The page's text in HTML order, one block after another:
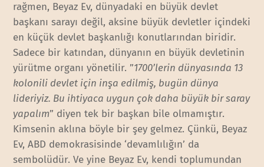
rağmen, Beyaz Ev, dünyadaki en büyük devlet
başkanı sarayı değil, aksine büyük devletler içindeki
en küçük devlet başkanlığı konutlarından biridir.
Sadece bir katından, dünyanın en büyük devletinin
yürütme organı yönetilir. ”1700’lerin dünyasında 13
kolonili devlet için inşa edilmiş, bugün dünya
lideriyiz. Bu ihtiyaca uygun çok daha büyük bir saray
yapalım” diyen tek bir başkan bile olmamıştır.
Kimsenin aklına böyle bir şey gelmez. Çünkü, Beyaz
Ev, ABD demokrasisinde ‘devamlılığın’ da
sembolüdür. Ve yine Beyaz Ev, kendi toplumundan